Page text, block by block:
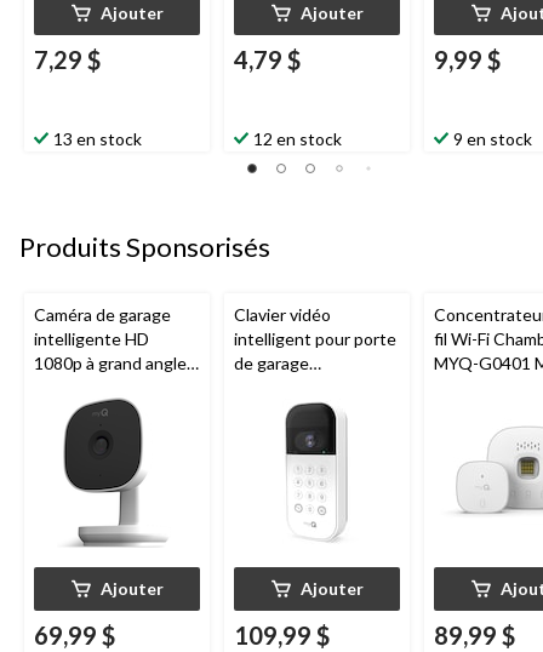
Ajouter
7,29 $
13 en stock
Ajouter
4,79 $
12 en stock
9,99 $
9 en stock
Produits Sponsorisés
Caméra de garage
intelligente HD
1080p à grand angle
nocturne, résistante
aux intempéries
Ajouter
69,99 $
Clavier vidéo
intelligent pour porte
de garage
nocturne, résistant
aux intempéries,
Ajouter
109,99 $
fil Wi-Fi
MYQ-G0401
89,99 $